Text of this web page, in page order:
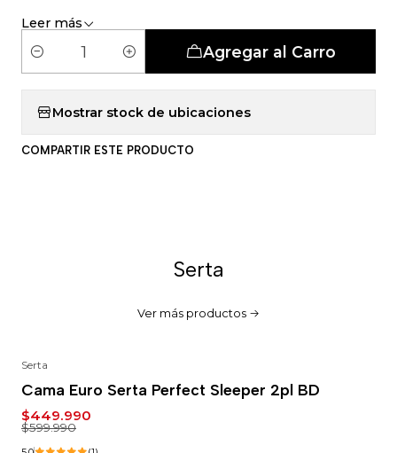
Tipo de Carcasa: Pocket 5 Zonas
Leer más
t
i
Agregar al Carro
Mostrar stock de ubicaciones
COMPARTIR ESTE PRODUCTO
Serta
Ver más productos
Serta
Cama Euro Serta Perfect Sleeper 2pl BD
$449.990
$599.990